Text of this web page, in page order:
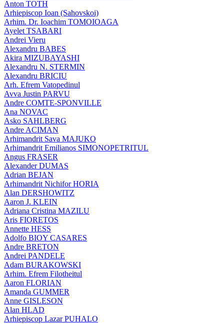
Anton TOTH
Arhiepiscop Ioan (Sahovskoi)
Arhim. Dr. Ioachim TOMOIOAGA
Ayelet TSABARI
Andrei Vieru
Alexandru BABES
Akira MIZUBAYASHI
Alexandru N. STERMIN
Alexandru BRICIU
Arh. Efrem Vatopedinul
Avva Justin PARVU
Andre COMTE-SPONVILLE
Ana NOVAC
Asko SAHLBERG
Andre ACIMAN
Arhimandrit Sava MAJUKO
Arhimandrit Emilianos SIMONOPETRITUL
Angus FRASER
Alexander DUMAS
Adrian BEJAN
Arhimandrit Nichifor HORIA
Alan DERSHOWITZ
Aaron J. KLEIN
Adriana Cristina MAZILU
Aris FIORETOS
Annette HESS
Adolfo BIOY CASARES
Andre BRETON
Andrei PANDELE
Adam BURAKOWSKI
Arhim. Efrem Filotheitul
Aaron FLORIAN
Amanda GUMMER
Anne GISLESON
Alan HLAD
Arhiepiscop Lazar PUHALO